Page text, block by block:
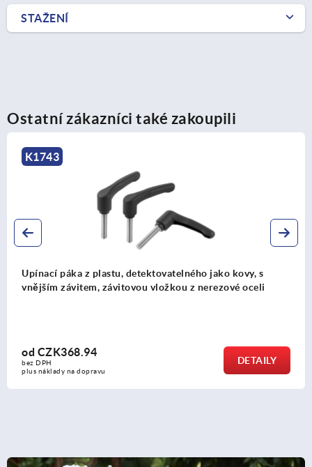
STAŽENÍ
Ostatní zákazníci také zakoupili
Upínací páka z oceli, s vnějším závitem, se
vložkou z oceli, brynýrovaná
odCZK215.64
plus náklady na dopravu